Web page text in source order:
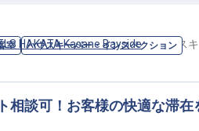
室 ハウスキーパー・インスペクション
HAKATA Kasane Baysideのハウス
相談可！お客様の快適な滞在